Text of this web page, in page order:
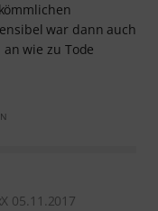
war dann auch
wie zu Tode
05.11.2017